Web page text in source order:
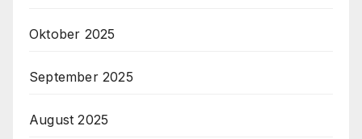
Oktober 2025
September 2025
August 2025